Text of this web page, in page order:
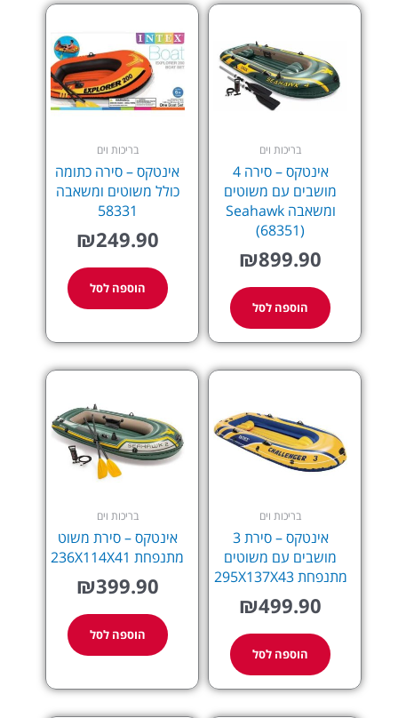
בריכות וים
אינטקס – סירה 4
מושבים עם משוטים
ומשאבה Seahawk
(68351)
₪899.90
הוספה לסל
בריכות וים
אינטקס – סירה כתומה
כולל משוטים ומשאבה
58331
₪249.90
הוספה לסל
בריכות וים
אינטקס – סירת 3
מושבים עם משוטים
מתנפחת 295X137X43
₪499.90
הוספה לסל
בריכות וים
אינטקס – סירת משוט
מתנפחת 236X114X41
₪399.90
הוספה לסל